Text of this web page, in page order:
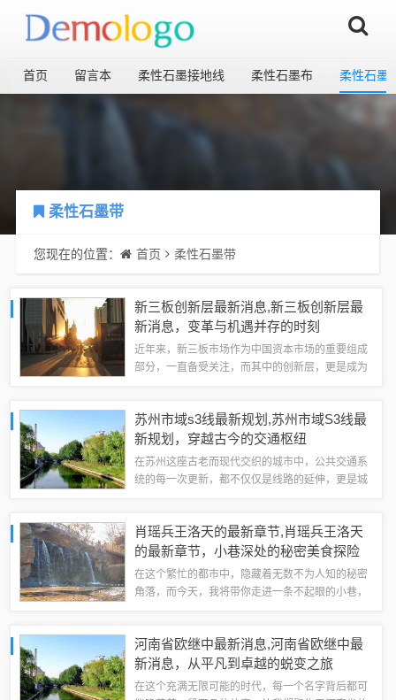
首页 留言本 柔性石墨接地线 柔性石墨布 柔性石墨
柔性石墨带
您现在的位置： 首页 柔性石墨带
新三板创新层最新消息,新三板创新层最
新消息，变革与机遇并存的时刻
近年来，新三板市场作为中国资本市场的重要组成
部分，一直备受关注，而其中的创新层，更是成为
创新层调整机制优化，企业准入门槛提升背景...
苏州市域s3线最新规划,苏州市域S3线最
新规划，穿越古今的交通枢纽
在苏州这座古老而现代交织的城市中，公共交通系
统的每一次更新，都不仅仅是线路的延伸，更是城
迹，也预示着未来交通出行的变革，本文将...
肖瑶兵王洛天的最新章节,肖瑶兵王洛天
的最新章节，小巷深处的秘密美食探险
在这个繁忙的都市中，隐藏着无数不为人知的秘密
角落，而今天，我将带你走进一条不起眼的小巷，
菜都承载着一段传奇，每一面墙都诉说着不...
河南省欧继中最新消息,河南省欧继中最
新消息，从平凡到卓越的蜕变之旅
在这个充满无限可能的时代，每一个名字背后都可